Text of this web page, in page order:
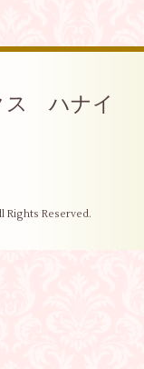
ス ハナイ
Rights Reserved.